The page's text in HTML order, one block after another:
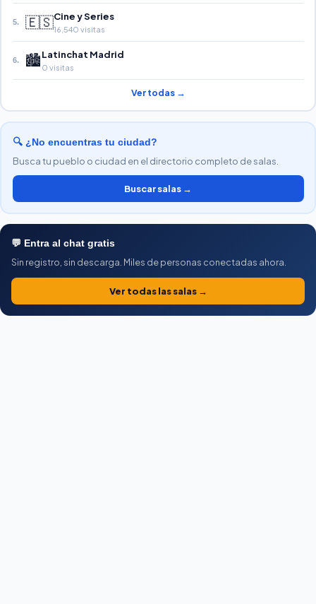
5. 🇪🇸Cine y Series
16,540 visitas
6. 🏙️Latinchat Madrid
0 visitas
Ver todas →
🔍 ¿No encuentras tu ciudad?
Busca tu pueblo o ciudad en el directorio completo de salas.
Buscar salas →
💬 Entra al chat gratis
Sin registro, sin descarga. Miles de personas conectadas ahora.
Ver todas las salas →